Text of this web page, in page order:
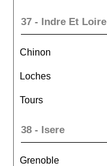
37 - Indre Et Loire
Chinon
Loches
Tours
38 - Isere
Grenoble